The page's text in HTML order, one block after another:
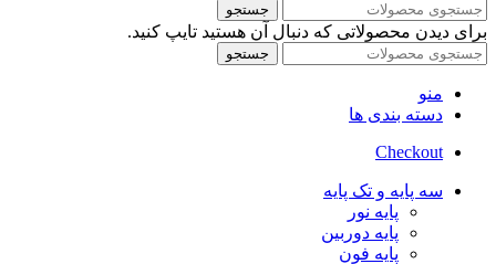
جستجو
برای دیدن محصولاتی که دنبال آن هستید تایپ کنید.
جستجو
منو
دسته بندی ها
Checkout
سه پایه و تک پایه
پایه نور
پایه دوربین
پایه فون